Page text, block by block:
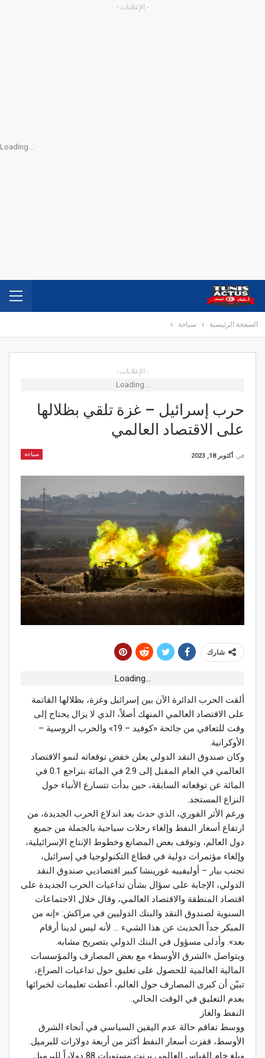
- الإعلانات -
Loading...
الصفحة الرئيسية سياحة
- الإعلانات -
Loading...
حرب إسرائيل – غزة تلقي بظلالها
على الاقتصاد العالمي
سياحة في أكتوبر 18, 2023
شارك
Loading...
ألقت الحرب الدائرة الآن بين إسرائيل وغزة، بظلالها القاتمة
على الاقتصاد العالمي المنهك أصلاً، الذي لا يزال يحتاج إلى
وقت للتعافي من جائحة «كوفيد – 19» والحرب الروسية –
الأوكرانية.
وكان صندوق النقد الدولي يعلن خفض توقعاته لنمو الاقتصاد
العالمي في العام المقبل إلى 2.9 في المائة بتراجع 0.1 في
المائة عن توقعاته السابقة، حين بدأت تتسارع الأنباء حول
النزاع المستجد.
ورغم الأثر الفوري، الذي حدث بعد اندلاع الحرب الجديدة، من
ارتفاع أسعار النفط وإلغاء رحلات سياحية بالجملة من جميع
دول العالم، وتوقف بعض المصانع وخطوط الإنتاج الإسرائيلية،
وإلغاء مؤتمرات دولية في قطاع التكنولوجيا في إسرائيل،
تجنب بيار – أوليفييه غورينشا كبير اقتصاديي صندوق النقد
الدولي، الإجابة على سؤال بشأن تداعيات الحرب الجديدة على
اقتصاد المنطقة والاقتصاد العالمي، وقال خلال الاجتماعات
السنوية لصندوق النقد والبنك الدوليين في مراكش: «إنه من
المبكر جداً الحديث عن هذا الشيء … لأنه ليس لدينا أرقام
بعد». وأدلى مسؤول في البنك الدولي بتصريح مشابه.
وبتواصل «الشرق الأوسط» مع بعض المصارف والمؤسسات
المالية العالمية للحصول على تعليق حول تداعيات الصراع،
تبيّن أن كبرى المصارف حول العالم، أعطت تعليمات لخبرائها
بعدم التعليق في الوقت الحالي.
النفط والغاز
ووسط تفاقم حالة عدم اليقين السياسي في أنحاء الشرق
الأوسط، قفزت أسعار النفط أكثر من أربعة دولارات للبرميل.
وبلغ خام القياس العالمي برنت مستويات 88 دولاراً للبرميل